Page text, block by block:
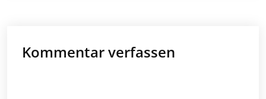
Kommentar verfassen